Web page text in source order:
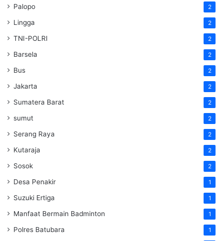
Palopo 2
Lingga 2
TNI-POLRI 2
Barsela 2
Bus 2
Jakarta 2
Sumatera Barat 2
sumut 2
Serang Raya 2
Kutaraja 2
Sosok 2
Desa Penakir 1
Suzuki Ertiga 1
Manfaat Bermain Badminton 1
Polres Batubara 1